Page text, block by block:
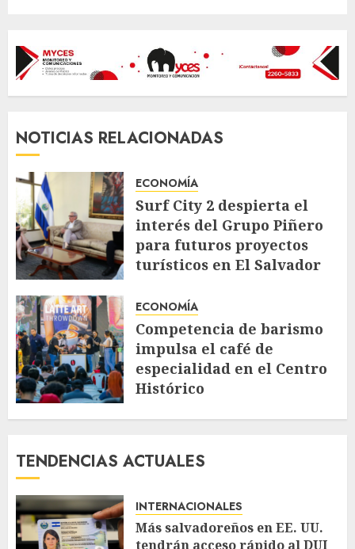
NOTICIAS RELACIONADAS
ECONOMÍA
Surf City 2 despierta el
interés del Grupo Piñero
para futuros proyectos
turísticos en El Salvador
ECONOMÍA
Competencia de barismo
impulsa el café de
especialidad en el Centro
Histórico
TENDENCIAS ACTUALES
INTERNACIONALES
Más salvadoreños en EE. UU.
tendrán acceso rápido al DUI